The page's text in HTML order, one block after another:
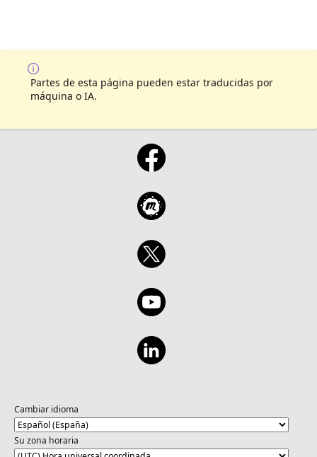
Partes de esta página pueden estar traducidas por
máquina o IA.
Cambiar idioma
Su zona horaria